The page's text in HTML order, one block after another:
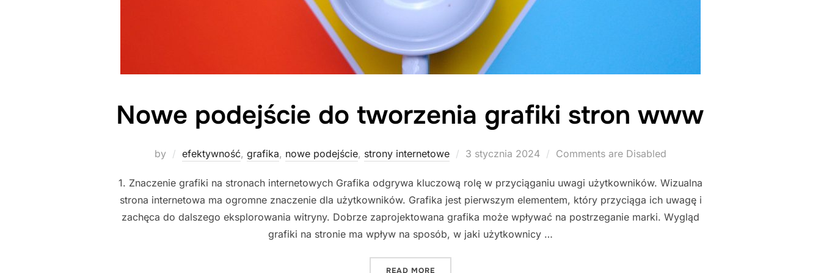
Nowe podejście do tworzenia grafiki stron www
by efektywność, grafika, nowe podejście, strony internetowe
Posted
3 stycznia 2024 Comments are Disabled
1. Znaczenie grafiki na stronach internetowych Grafika odgrywa kluczową rolę w przyciąganiu uwagi użytkowników. Wizualna
strona internetowa ma ogromne znaczenie dla użytkowników. Grafika jest pierwszym elementem, który przyciąga ich uwagę i
zachęca do dalszego eksplorowania witryny. Dobrze zaprojektowana grafika może wpływać na postrzeganie marki. Wygląd
grafiki na stronie ma wpływ na sposób, w jaki użytkownicy …
READ MORE